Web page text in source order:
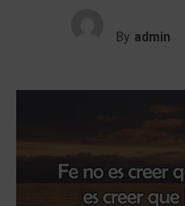
By admin